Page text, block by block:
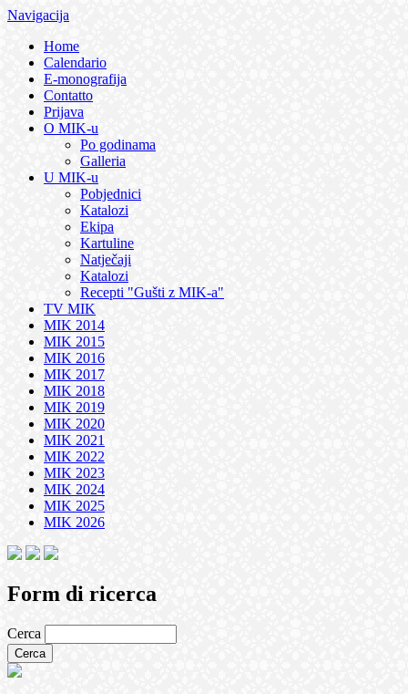
Navigacija
Home
Calendario
E-monografija
Contatto
Prijava
O MIK-u
Po godinama
Galleria
U MIK-u
Pobjednici
Katalozi
Ekipa
Kartuline
Natječaji
Katalozi
Recepti "Gušti z MIK-a"
TV MIK
MIK 2014
MIK 2015
MIK 2016
MIK 2017
MIK 2018
MIK 2019
MIK 2020
MIK 2021
MIK 2022
MIK 2023
MIK 2024
MIK 2025
MIK 2026
Form di ricerca
Cerca